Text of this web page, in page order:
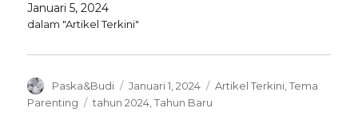
Januari 5, 2024
dalam "Artikel Terkini"
Author
Paska&Budi
Posted
on
Januari 1, 2024 Categories
Artikel Terkini ,Tema
Parenting
Tags
tahun 2024,Tahun Baru